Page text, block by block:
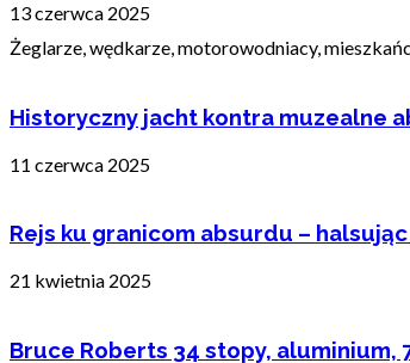
13 czerwca 2025
Żeglarze, wędkarze, motorowodniacy,
Historyczny jacht kontra muzealne
11 czerwca 2025
Rejs ku granicom absurdu –
21 kwietnia 2025
Bruce Roberts 34 stopy, aluminium,